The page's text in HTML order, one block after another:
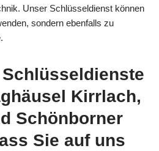
Unser Schlüsseldienst können
sondern ebenfalls zu
Kirrlach,
Schönborner
Sie auf uns